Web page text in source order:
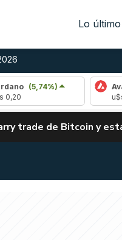
Lo último
Avalanche
trade de Bitcoin y